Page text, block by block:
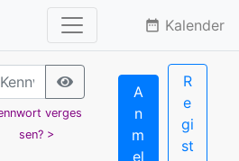
date_range Kalender
verges
sen? >
A
n
m
el
R
e
gi
st